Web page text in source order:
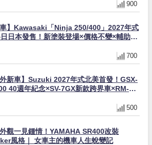
900
車】Kawasaki「Ninja 250/400」2027年式
日本發售！新塗裝登場×價格不變×輔助滑
700
外新車】Suzuki 2027年式北美首發！GSX-
40週年紀念×SV-7GX新款跨界車×RM-
500
觀一見鍾情！YAMAHA SR400改裝
風格｜ 女車主的機車人生蛻變記